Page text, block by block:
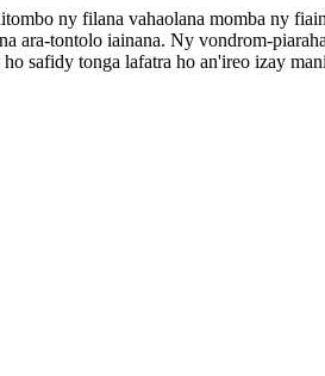
ny filana vahaolana momba ny
tontolo iainana. Ny vondrom-
safidy tonga lafatra ho an'ireo izay